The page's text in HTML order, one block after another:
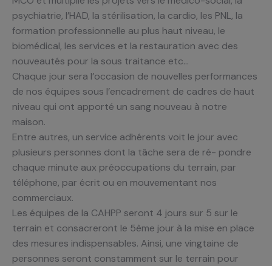
psychiatrie, l’HAD, la stérilisation, la cardio, les PNL, la
formation professionnelle au plus haut niveau, le
biomédical, les services et la restauration avec des
nouveautés pour la sous traitance etc…
Chaque jour sera l’occasion de nouvelles performances
de nos équipes sous l’encadrement de cadres de haut
niveau qui ont apporté un sang nouveau à notre
maison.
Entre autres, un service adhérents voit le jour avec
plusieurs personnes dont la tâche sera de ré- pondre
chaque minute aux préoccupations du terrain, par
téléphone, par écrit ou en mouvementant nos
commerciaux.
Les équipes de la CAHPP seront 4 jours sur 5 sur le
terrain et consacreront le 5ème jour à la mise en place
des mesures indispensables. Ainsi, une vingtaine de
personnes seront constamment sur le terrain pour